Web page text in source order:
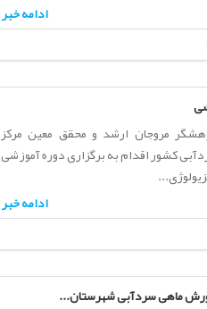
ادامه خبر
مروجان ارشد و محقق معین مرکز
کشور اقدام به برگزاری دوره آموزشی
ادامه خبر
ماهی سردآبی شهرستان...